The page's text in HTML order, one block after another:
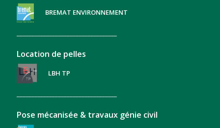
BREMAT ENVIRONNEMENT
Location de pelles
LBH TP
Pose mécanisée & travaux génie civil